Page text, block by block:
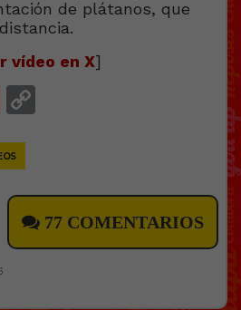
vídeo en X]
Gmail
77 COMENTARIOS